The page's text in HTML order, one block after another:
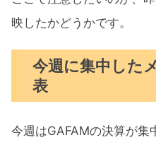
映したかどうかです。
今週に集中した
表
今週はGAFAMの決算が集